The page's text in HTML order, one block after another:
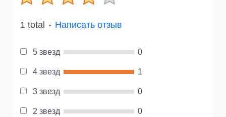
1 total ● Написать отзыв
5 звезд 0
4 звезд 1
3 звезд 0
2 звезд 0